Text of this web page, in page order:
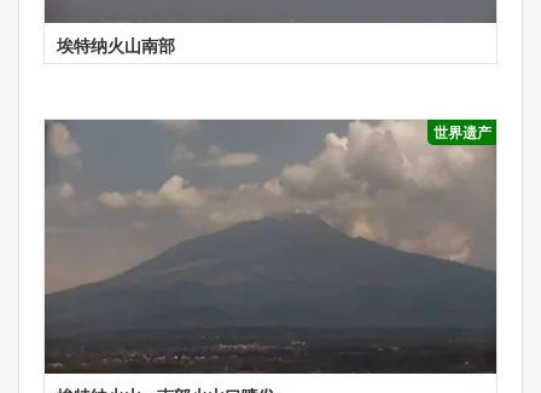
埃特纳火山南部
世界遗产